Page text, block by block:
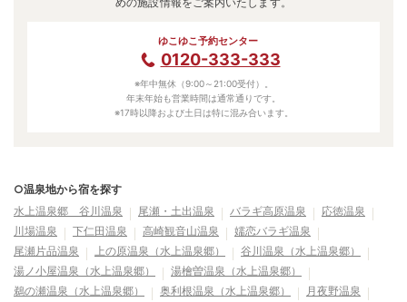
ゆこゆこ予約センター
0120-333-333
※年中無休（9:00～21:00受付）。
年末年始も営業時間は通常通りです。
※17時以降および土日は特に混み合います。
○温泉地から宿を探す
水上温泉郷 谷川温泉
尾瀬・土出温泉 バラギ高原温泉
応徳温泉
川場温泉
下仁田温泉 高崎観音山温泉
嬬恋バラギ温泉
尾瀬片品温泉
上の原温泉（水上温泉郷）
谷川温泉（水上温泉郷）
湯ノ小屋温泉（水上温泉郷）
湯檜曽温泉（水上温泉郷）
鵜の瀬温泉（水上温泉郷）
奥利根温泉（水上温泉郷）
月夜野温泉